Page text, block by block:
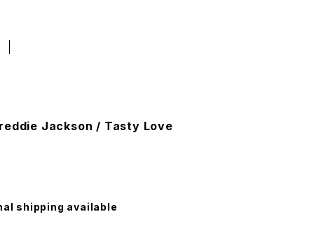
Freddie Jackson / Tasty Love
shipping available